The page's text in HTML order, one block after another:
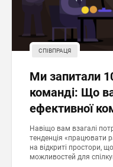
СПІВПРАЦЯ
Ми запитали
команді: Що
ефективної
Навіщо вам взагалі
тенденція «працювати
на відкриті простори,
можливостей для